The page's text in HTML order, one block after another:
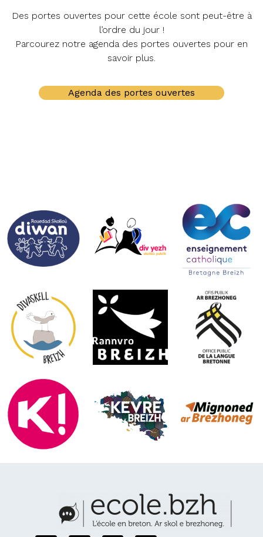
Des portes ouvertes pour cette école sont peut-être à
l’ordre du jour !
Parcourez notre agenda des portes ouvertes pour en
savoir plus.
Agenda des portes ouvertes